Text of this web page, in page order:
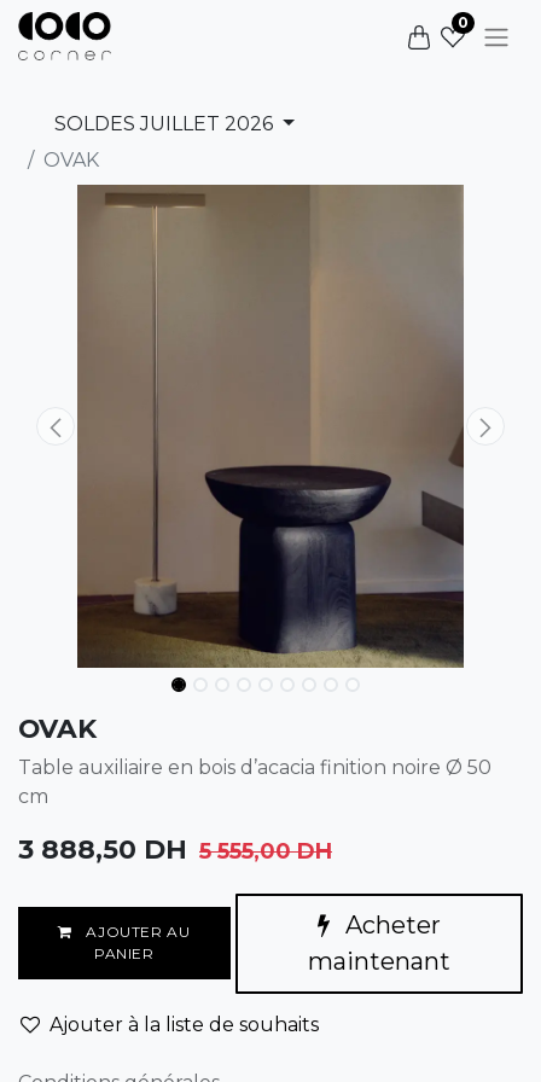
0
SOLDES JUILLET 2026
OVAK
OVAK
Table auxiliaire en bois d’acacia finition noire Ø 50
cm
3 888,50 DH 5 555,00DH
AJOUTER AU
PANIER
Acheter
maintenant
Ajouter à la liste de souhaits